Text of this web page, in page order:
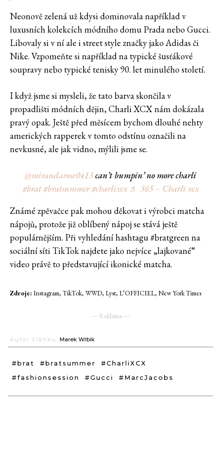
Neonově zelená už kdysi dominovala například v
luxusních kolekcích módního domu Prada nebo Gucci.
Libovaly si v ní ale i street style značky jako Adidas či
Nike. Vzpomeňte si například na typické šusťákové
soupravy nebo typické tenisky 90. let minulého století.
I když jsme si mysleli, že tato barva skončila v
propadlišti módních dějin, Charli XCX nám dokázala
pravý opak. Ještě před měsícem bychom dlouhé nehty
amerických rapperek v tomto odstínu označili na
nevkusné, ale jak vidno, mýlili jsme se.
@mirandarose0413can’t bumpin’ no more charli
#brat#bratsummer#charlixcx ♬ 365 – Charli xcx
Známé zpěvačce pak mohou děkovat i výrobci matcha
nápojů, protože již oblíbený nápoj se stává ještě
populárnějším. Při vyhledání hashtagu #bratgreen na
sociální síti TikTok najdete jako nejvíce „lajkované“
video právě to představující ikonické matcha.
Zdroje: Instagram, TikTok, WWD, Lyst, L’OFFICIEL, New York Times
― Reklama ―
Autor článku: Marek Wrbik
#brat #bratsummer
#CharliXCX
#fashionsession
#Gucci #MarcJacobs